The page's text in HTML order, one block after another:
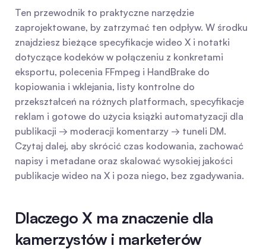
Ten przewodnik to praktyczne narzędzie
zaprojektowane, by zatrzymać ten odpływ. W środku
znajdziesz bieżące specyfikacje wideo X i notatki
dotyczące kodeków w połączeniu z konkretami
eksportu, polecenia FFmpeg i HandBrake do
kopiowania i wklejania, listy kontrolne do
przekształceń na różnych platformach, specyfikacje
reklam i gotowe do użycia książki automatyzacji dla
publikacji → moderacji komentarzy → tuneli DM.
Czytaj dalej, aby skrócić czas kodowania, zachować
napisy i metadane oraz skalować wysokiej jakości
publikacje wideo na X i poza niego, bez zgadywania.
Dlaczego X ma znaczenie dla
kamerzystów i marketerów